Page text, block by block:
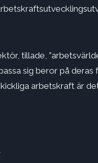
tillade,
sig beror på deras
arbetskraft är